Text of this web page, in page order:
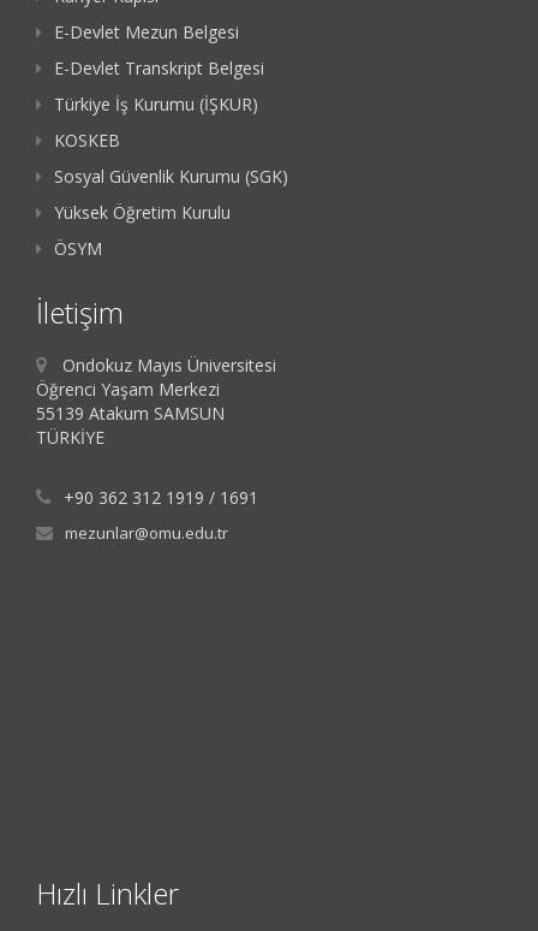
E-Devlet Mezun Belgesi
E-Devlet Transkript Belgesi
Türkiye İş Kurumu (İŞKUR)
KOSKEB
Sosyal Güvenlik Kurumu (SGK)
Yüksek Öğretim Kurulu
ÖSYM
İletişim
Ondokuz Mayıs Üniversitesi
Öğrenci Yaşam Merkezi
55139 Atakum SAMSUN
TÜRKİYE
+90 362 312 1919 / 1691
mezunlar@omu.edu.tr
Hızlı Linkler